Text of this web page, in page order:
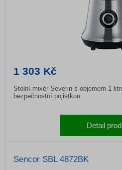
1 303 Kč
Stolní mixér Severin s objemem 1
bezpečnostní pojistkou.
Detail
Sencor SBL 4872BK